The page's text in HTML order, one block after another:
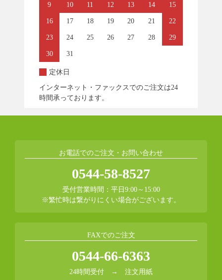
9 10 11 12 13 14 15
16 17 18 19 20 21 22
23 24 25 26 27 28 29
30 31
定休日
インターネット・ファックスでのご注文は24
時間承っております。
お電話でのご注文・お問い合わせ
0544-58-8527
受付営業時間：平日9:00～15:00
※繁忙時は繋がりにくい場合がございます。
FAXでのご注文
0544-66-6363
24時間受付 → 注文用紙